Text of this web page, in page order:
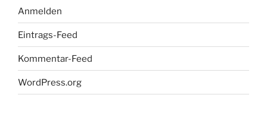
Anmelden
Eintrags-Feed
Kommentar-Feed
WordPress.org